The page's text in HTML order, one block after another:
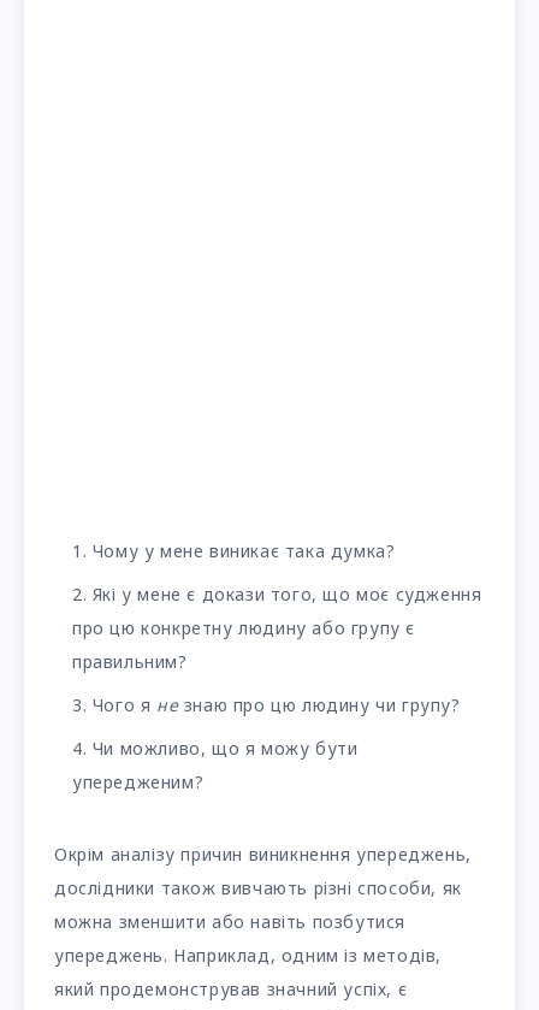
Чому у мене виникає така думка?
Які у мене є докази того, що моє судження
про цю конкретну людину або групу є
правильним?
Чого я не знаю про цю людину чи групу?
Чи можливо, що я можу бути
упередженим?
Окрім аналізу причин виникнення упереджень,
дослідники також вивчають різні способи, як
можна зменшити або навіть позбутися
упереджень. Наприклад, одним із методів,
який продемонстрував значний успіх, є